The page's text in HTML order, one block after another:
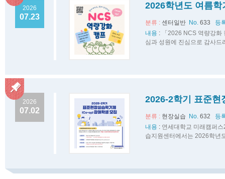
2026
07.23
2026학년도 여름
분류 : 센터일반 No. 633
등
내용 :
「2026 NCS 역량강
심과 성원에 진심으로 감사드
2026
07.02
2026-2학기 표준현
분류 : 현장실습 No. 632
등
내용 : 연세대학교 미래캠퍼
습지원센터에서는 2026학년